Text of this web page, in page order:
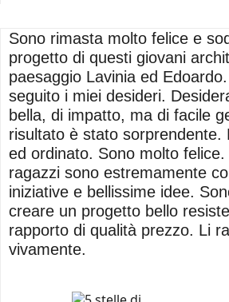
Sono rimasta molto felice e
progetto di questi giovani
paesaggio Lavinia ed
seguito i miei desideri.
bella, di impatto, ma di facile
risultato è stato sorprendente.
ed ordinato. Sono molto
ragazzi sono estremamente
iniziative e bellissime idee.
creare un progetto bello
rapporto di qualità prezzo. Li
vivamente.